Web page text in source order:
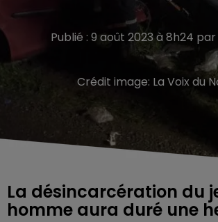
Publié : 9 août 2023 à 8h24 par
Crédit image: La Voix du
La désincarcération du
homme aura duré une